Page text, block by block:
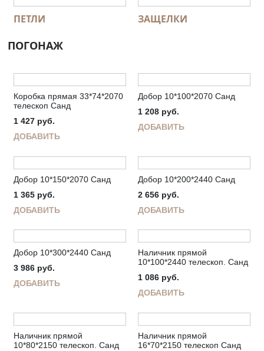
ПЕТЛИ ЗАЩЕЛКИ
ПОГОНАЖ
Коробка прямая 33*74*2070
телескоп Санд
1 427 руб.
ДОБАВИТЬ
Добор 10*100*2070 Санд
1 208 руб.
ДОБАВИТЬ
Добор 10*150*2070 Санд
1 365 руб.
ДОБАВИТЬ
Добор 10*200*2440 Санд
2 656 руб.
ДОБАВИТЬ
Добор 10*300*2440 Санд
3 986 руб.
ДОБАВИТЬ
Наличник прямой
10*100*2440 телескоп. Санд
1 086 руб.
ДОБАВИТЬ
Наличник прямой
10*80*2150 телескоп. Санд
Наличник прямой
16*70*2150 телескоп Санд